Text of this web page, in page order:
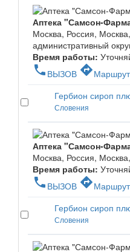
Аптека "Самсон-
Москва, Россия,
административный
Время работы:
phone ВЫЗОВ directionsМаршрут
Гербион сироп
Словения
Аптека "Самсон-
Москва, Россия,
Время работы:
phone ВЫЗОВ directionsМаршрут
Гербион сироп
Словения